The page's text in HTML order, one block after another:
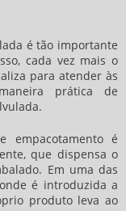
é tão importante
cada vez mais o
para atender às
prática de
.
empacotamento é
que dispensa o
Em uma das
é introduzida a
produto leva ao